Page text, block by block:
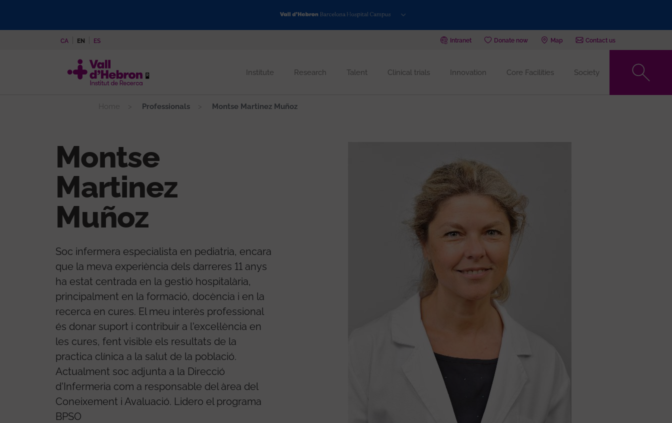
CA EN ES Intranet Donate now Map Contact us
Institute Research Talent Clinical trials Innovation Core Facilities Society
Home Professionals Montse Martinez Muñoz
Montse
Martinez
Muñoz
Soc infermera especialista en pediatria, encara
que la meva experiència dels darreres 11 anys
ha estat centrada en la gestió hospitalària,
principalment en la formació, docència i en la
recerca en cures. El meu interès professional
és donar suport i contribuir a l'excel·lència en
les cures, fent visible els resultats de la
practica clínica a la salut de la població.
Actualment soc adjunta a la Direcció
d'Infermeria com a responsable del àrea del
Coneixement i Avaluació. Lidero el programa
BPSO